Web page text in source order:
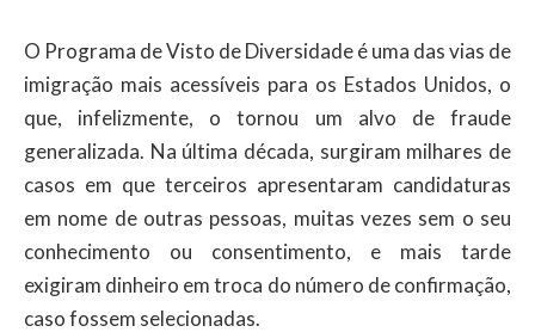
O Programa de Visto de Diversidade é uma das vias de
imigração mais acessíveis para os Estados Unidos, o
que, infelizmente, o tornou um alvo de fraude
generalizada. Na última década, surgiram milhares de
casos em que terceiros apresentaram candidaturas
em nome de outras pessoas, muitas vezes sem o seu
conhecimento ou consentimento, e mais tarde
exigiram dinheiro em troca do número de confirmação,
caso fossem selecionadas.